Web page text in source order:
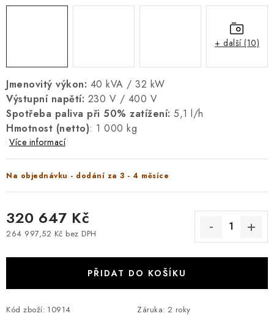
Jmenovitý výkon: 40 kVA / 32 kW
Výstupní napětí: 230 V / 400 V
Spotřeba paliva při 50% zatížení: 5,1 l/h
Hmotnost (netto): 1 000 kg
Více informací
Na objednávku - dodání za 3 - 4 měsíce
320 647 Kč
264 997,52 Kč bez DPH
PŘIDAT DO KOŠÍKU
Kód zboží: 10914 Záruka: 2 roky
+ další (10)